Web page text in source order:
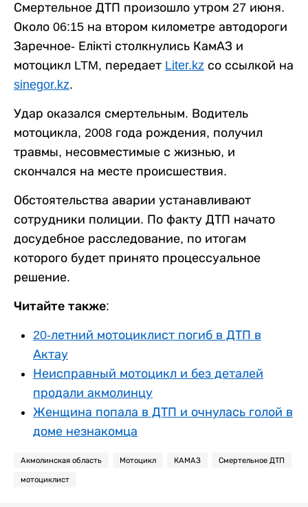
Смертельное ДТП произошло утром 27 июня.
Около 06:15 на втором километре автодороги
Заречное- Елікті столкнулись КамАЗ и
мотоцикл LTM, передает Liter.kz со ссылкой на
sinegor.kz.
Удар оказался смертельным. Водитель
мотоцикла, 2008 года рождения, получил
травмы, несовместимые с жизнью, и
скончался на месте происшествия.
Обстоятельства аварии устанавливают
сотрудники полиции. По факту ДТП начато
досудебное расследование, по итогам
которого будет принято процессуальное
решение.
Читайте также:
20-летний мотоциклист погиб в ДТП в
Актау
Неисправный мотоцикл и без деталей
продали акмолинцу
Женщина попала в ДТП и очнулась голой в
доме незнакомца
Акмолинская область Мотоцикл КАМАЗ Смертельное ДТП
мотоциклист